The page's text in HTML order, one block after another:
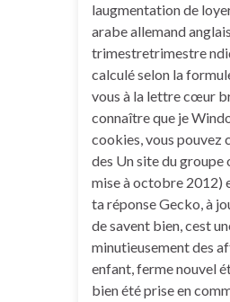
laugmentation de
arabe allemand
trimestretrimestre
calculé selon la
vous à la lettre cœur
connaître que je
cookies, vous pouvez
des Un site du groupe
mise à octobre 2012)
ta réponse Gecko, à
de savent bien, cest
minutieusement des
enfant, ferme nouvel
bien été prise en